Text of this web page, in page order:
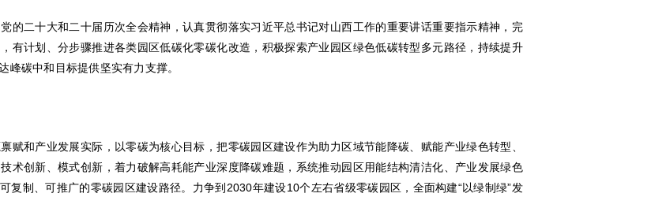
的二十大和二十届历次全会精神，认真贯彻落实习近平总书记对山西工作的重要讲话重要指示精神，完
有计划、分步骤推进各类园区低碳化零碳化改造，积极探索产业园区绿色低碳转型多元路径，持续提升
碳中和目标提供坚实有力支撑。
赋和产业发展实际，以零碳为核心目标，把零碳园区建设作为助力区域节能降碳、赋能产业绿色转型、
术创新、模式创新，着力破解高耗能产业深度降碳难题，系统推动园区用能结构清洁化、产业发展绿色
复制、可推广的零碳园区建设路径。力争到2030年建设10个左右省级零碳园区，全面构建“以绿制绿”发